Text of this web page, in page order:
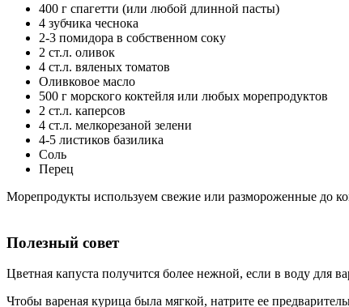
400 г спагетти (или любой длинной пасты)
4 зубчика чеснока
2-3 помидора в собственном соку
2 ст.л. оливок
4 ст.л. вяленых томатов
Оливковое масло
500 г морского коктейля или любых морепродуктов
2 ст.л. каперсов
4 ст.л. мелкорезаной зелени
4-5 листиков базилика
Соль
Перец
Морепродукты используем свежие или размороженные до
Полезный совет
Цветная капуста получится более нежной, если в воду для
Чтобы вареная курица была мягкой, натрите ее